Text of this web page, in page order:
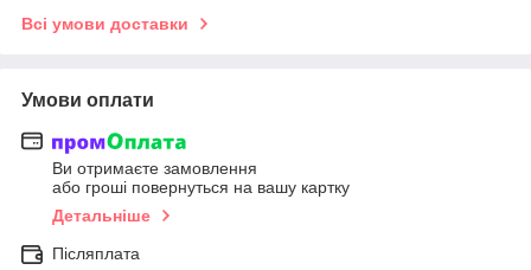
Всі умови доставки
Умови оплати
Ви отримаєте замовлення
або гроші повернуться на вашу картку
Детальніше
Післяплата